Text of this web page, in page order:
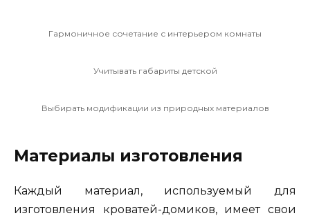
Гармоничное сочетание с интерьером комнаты
Учитывать габариты детской
Выбирать модификации из природных материалов
Материалы изготовления
Каждый материал, используемый для
изготовления кроватей-домиков, имеет свои